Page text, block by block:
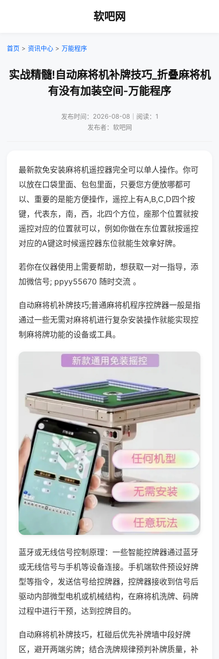
软吧网
首页 > 资讯中心 > 万能程序
实战精髓!自动麻将机补牌技巧_折叠麻将机
有没有加装空间-万能程序
发布时间：2026-08-08｜阅读：1
发布者：软吧网
最新款免安装麻将机遥控器完全可以单人操作。你可
以放在口袋里面、包包里面，只要您方便放哪都可
以、重要的是能方便操作，遥控上有A,B,C,D四个按
键，代表东，南，西，北四个方位，座那个位置就按
遥控对应的位置就可以，例如你做在东位置就按遥控
对应的A键这时候遥控器东位就能生效拿好牌。
若你在仪器使用上需要帮助，想获取一对一指导，添
加微信号; ppyy55670 随时交流 。
自动麻将机补牌技巧;普通麻将机程序控牌器一般是指
通过一些无需对麻将机进行复杂安装操作就能实现控
制麻将牌功能的设备或工具。
蓝牙或无线信号控制原理：一些智能控牌器通过蓝牙
或无线信号与手机等设备连接。手机端软件预设好牌
型等指令，发送信号给控牌器，控牌器接收到信号后
驱动内部微型电机或机械结构，在麻将机洗牌、码牌
过程中进行干预，达到控牌目的。
自动麻将机补牌技巧，杠碰后优先补牌墙中段好牌
区，避开两端劣牌；结合洗牌规律预判补牌质量，补